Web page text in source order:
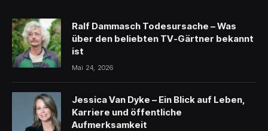
Ralf Dammasch Todesursache – Was
über den beliebten TV-Gärtner bekannt
ist
Mai 24, 2026
Jessica Van Dyke – Ein Blick auf Leben,
Karriere und öffentliche
Aufmerksamkeit